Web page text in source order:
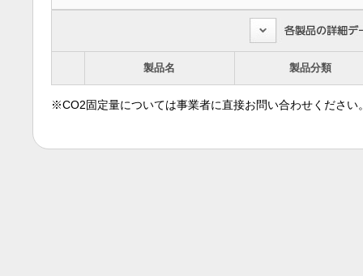
製品名 製品分類
※CO2固定量については事業者に直接お問い合わせください